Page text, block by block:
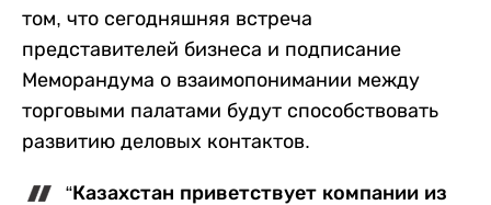
том, что сегодняшняя встреча
представителей бизнеса и подписание
Меморандума о взаимопонимании между
торговыми палатами будут способствовать
развитию деловых контактов.
“Казахстан приветствует компании из